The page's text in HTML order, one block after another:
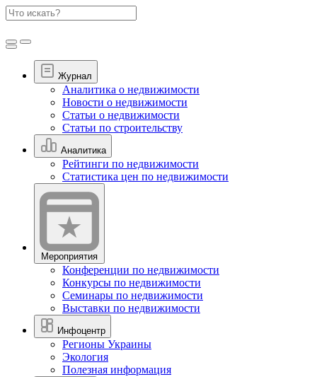
Журнал
Аналитика о недвижимости
Новости о недвижимости
Статьи о недвижимости
Статьи по строительству
Аналитика
Рейтинги по недвижимости
Статистика цен по недвижимости
Мероприятия
Конференции по недвижимости
Конкурсы по недвижимости
Семинары по недвижимости
Выставки по недвижимости
Инфоцентр
Регионы Украины
Экология
Полезная информация